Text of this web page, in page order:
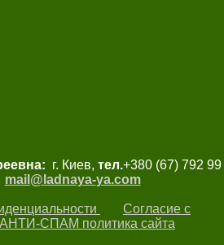
г. Киев, тел.+380 (67) 792 99
mail@ladnaya-ya.com
Согласие с
АНТИ-СПАМ политика сайта